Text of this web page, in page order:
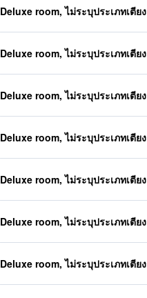
Deluxe room, ไม่ระบุประเภทเตียง
Deluxe room, ไม่ระบุประเภทเตียง
Deluxe room, ไม่ระบุประเภทเตียง
Deluxe room, ไม่ระบุประเภทเตียง
Deluxe room, ไม่ระบุประเภทเตียง
Deluxe room, ไม่ระบุประเภทเตียง
Deluxe room, ไม่ระบุประเภทเตียง